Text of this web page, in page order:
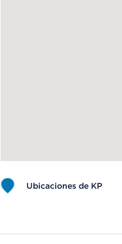
Ubicaciones de KP